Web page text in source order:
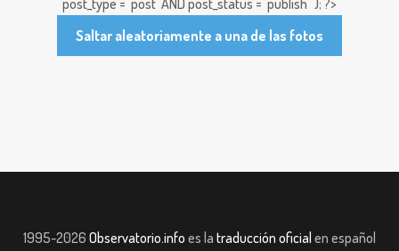
post_type = 'post' AND post_status = 'publish'"); ?>
Saltar aleatoriamente a una de las fotos
1995-2026 Observatorio.info es la traducción oficial en español